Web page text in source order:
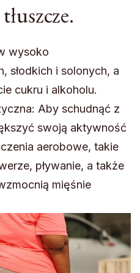
wysoko
słodkich i solonych, a
cukru i alkoholu.
Aby schudnąć z
swoją aktywność
aerobowe, takie
pływanie, a także
mięśnie